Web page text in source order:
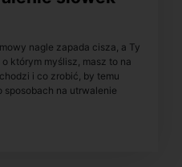
nagle zapada cisza, a Ty
którym myślisz, masz to na
i co zrobić, by temu
sposobach na utrwalenie